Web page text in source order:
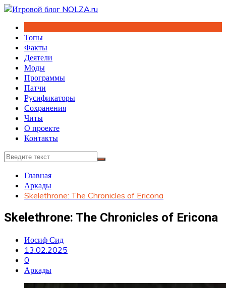
Перейти
содержимому
Топы
Факты
Деятели
Моды
Программы
Патчи
Русификаторы
Сохранения
Читы
О проекте
Контакты
Главная
Аркады
Skelethrone: The Chronicles of Ericona
Skelethrone: The Chronicles of Ericona
Иосиф Сид
13.02.2025
0
Аркады